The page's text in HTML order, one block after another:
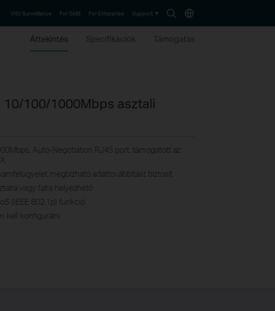
SearchChoose
VIGI Surveillance For SMB For Enterprise Support
Áttekintés Specifikációk Támogatás
100/1000Mbps asztali
Auto-Negotiation RJ45 port, támogatott az
megbízható adattovábbítást biztosít
vagy falra helyezhető
(IEEE 802.1p) funkció
kell konfigurálni